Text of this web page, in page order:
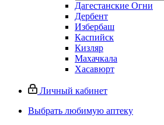
Дагестанские Огни
Дербент
Избербаш
Каспийск
Кизляр
Махачкала
Хасавюрт
Личный кабинет
Выбрать любимую аптеку